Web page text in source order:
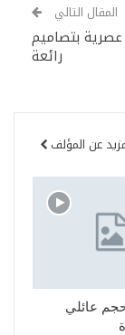
المقال التالي
بتصاميم
رائعة
عن المؤلف
عائلي